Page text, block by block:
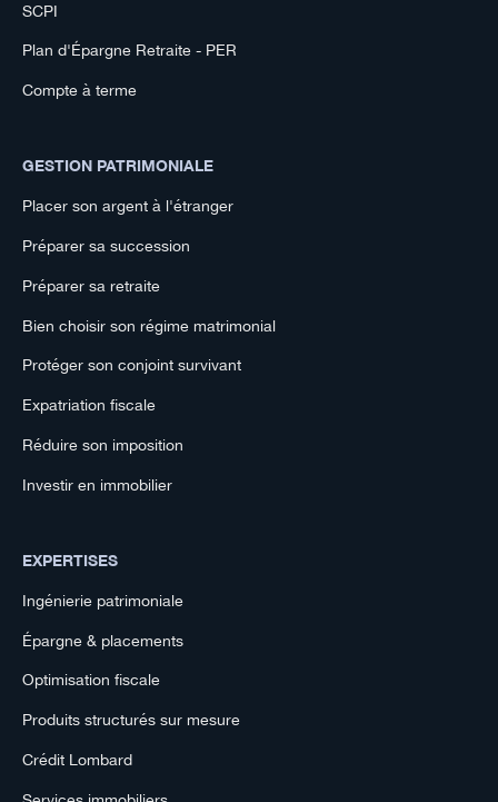
SCPI
Plan d'Épargne Retraite - PER
Compte à terme
GESTION PATRIMONIALE
Placer son argent à l'étranger
Préparer sa succession
Préparer sa retraite
Bien choisir son régime matrimonial
Protéger son conjoint survivant
Expatriation fiscale
Réduire son imposition
Investir en immobilier
EXPERTISES
Ingénierie patrimoniale
Épargne & placements
Optimisation fiscale
Produits structurés sur mesure
Crédit Lombard